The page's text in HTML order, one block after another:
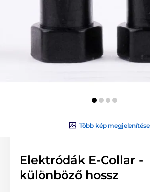
Több kép megjelenítése
Elektródák E-Collar -
különböző hossz